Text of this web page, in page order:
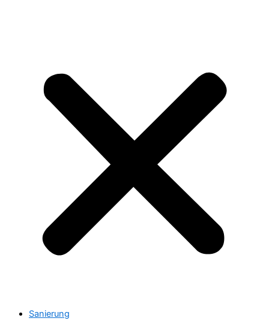
Sanierung